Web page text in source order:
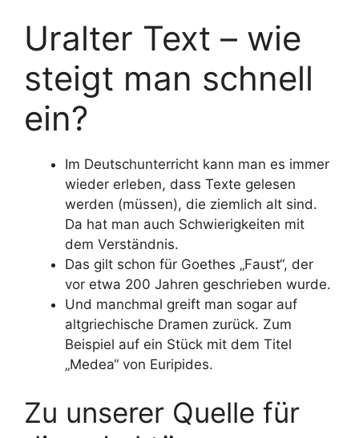
Uralter Text – wie
steigt man schnell
ein?
Im Deutschunterricht kann man es immer
wieder erleben, dass Texte gelesen
werden (müssen), die ziemlich alt sind.
Da hat man auch Schwierigkeiten mit
dem Verständnis.
Das gilt schon für Goethes „Faust“, der
vor etwa 200 Jahren geschrieben wurde.
Und manchmal greift man sogar auf
altgriechische Dramen zurück. Zum
Beispiel auf ein Stück mit dem Titel
„Medea“ von Euripides.
Zu unserer Quelle für